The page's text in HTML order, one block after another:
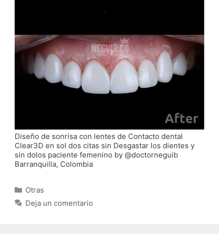
Diseño de sonrisa con lentes de Contacto dental
Clear3D en sol dos citas sin Desgastar los dientes y
sin dolos paciente femenino by @doctorneguib
Barranquilla, Colombia
Categorías
Otras
Deja un comentario